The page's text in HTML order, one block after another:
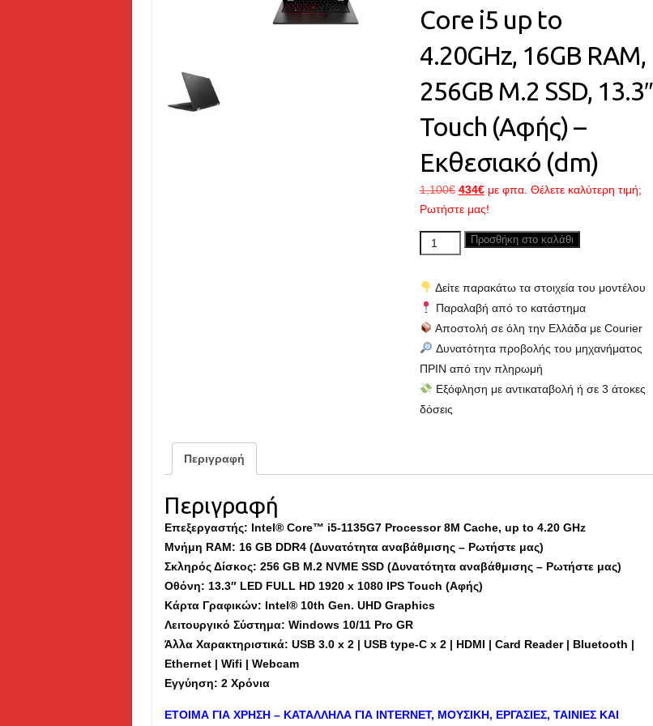
Core i5 up to
4.20GHz, 16GB RAM,
256GB M.2 SSD, 13.3″
Touch (Αφής) –
Εκθεσιακό (dm)
1,100€ Original
price
1,100€.
434€Η
τρέχουσα
είναι:
με φπα. Θέλετε καλύτερη τιμή;
Ρωτήστε μας!
LENOVO
ThinkPad
Yoga
Laptop/Tablet
2in1,
Core
i5
4.20GHz,
256GB
M.2
SSD,
13.3"
Touch
-
Προσθήκη στο καλάθι
Δείτε παρακάτω τα στοιχεία του μοντέλου
Παραλαβή από το κατάστημα
Αποστολή σε όλη την Ελλάδα με Courier
Δυνατότητα προβολής του μηχανήματος
ΠΡΙΝ από την πληρωμή
Εξόφληση με αντικαταβολή ή σε 3 άτοκες
δόσεις
Περιγραφή
Περιγραφή
Επεξεργαστής: Intel® Core™ i5-1135G7 Processor 8M Cache, up to 4.20 GHz
Μνήμη RAM: 16 GB DDR4 (Δυνατότητα αναβάθμισης – Ρωτήστε μας)
Σκληρός Δίσκος: 256 GB M.2 NVME SSD (Δυνατότητα αναβάθμισης – Ρωτήστε μας)
Οθόνη: 13.3″ LED FULL HD 1920 x 1080 IPS Touch (Αφής)
Κάρτα Γραφικών: Intel® 10th Gen. UHD Graphics
Λειτουργικό Σύστημα: Windows 10/11 Pro GR
Άλλα Χαρακτηριστικά: USB 3.0 x 2 | USB type-C x 2 | HDMI | Card Reader | Bluetooth |
Ethernet | Wifi | Webcam
Εγγύηση: 2 Χρόνια
ΕΤΟΙΜΑ ΓΙΑ ΧΡΗΣΗ – ΚΑΤΑΛΛΗΛΑ ΓΙΑ INTERNET, ΜΟΥΣΙΚΗ, ΕΡΓΑΣΙΕΣ, ΤΑΙΝΙΕΣ ΚΑΙ